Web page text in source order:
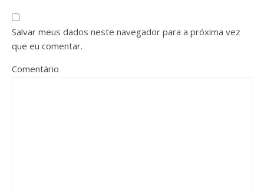
Salvar meus dados neste navegador para a próxima vez
que eu comentar.
Comentário